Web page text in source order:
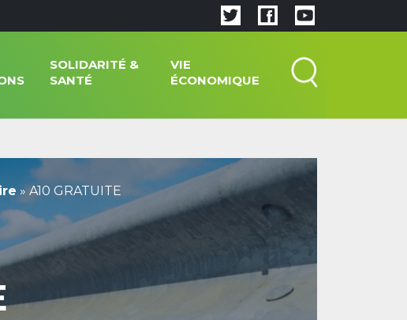
SOLIDARITÉ &
SANTÉ
VIE
ÉCONOMIQUE
»A10 GRATUITE